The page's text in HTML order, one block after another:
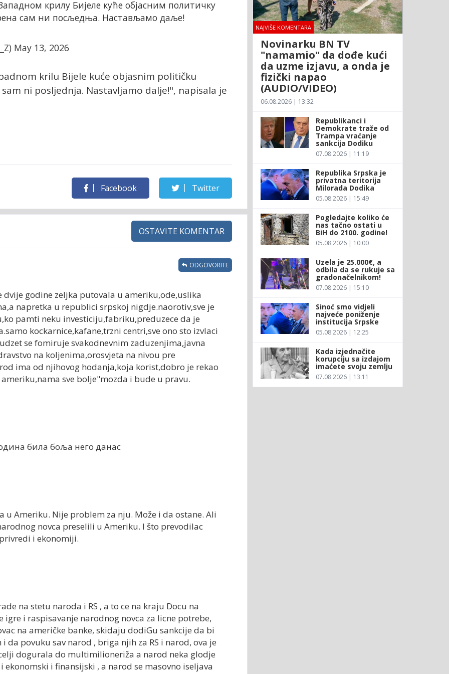
крилу Бијеле куће објасним политичку
сам ни посљедња. Настављамо даље!
May 13, 2026
krilu Bijele kuće objasnim političku
ni posljednja. Nastavljamo dalje!", napisala je
Facebook Twitter
OSTAVITE KOMENTAR
godine zeljka putovala u ameriku,ode,uslika
napretka u republici srpskoj nigdje.naorotiv,sve je
pamti neku investiciju,fabriku,preduzece da je
kockarnice,kafane,trzni centri,sve ono sto izvlaci
se fomiruje svakodnevnim zaduzenjima,javna
na koljenima,orosvjeta na nivou pre
ima od njihovog hodanja,koja korist,dobro je rekao
sve bolje"mozda i bude u pravu.
ODGOVORITE
била боља него данас
u Ameriku. Nije problem za nju. Može i da ostane. Ali
novca preselili u Ameriku. I što prevodilac
i ekonomiji.
na stetu naroda i RS , a to ce na kraju Docu na
i raspisavanje narodnog novca za licne potrebe,
na američke banke, skidaju dodiGu sankcije da bi
povuku sav narod , briga njih za RS i narod, ova je
dogurala do multimilioneriža a narod neka glodje
ekonomski i finansijski , a narod se masovno iseljava
NAJVIŠE KOMENTARA
Novinarku BN TV
"namamio" da dođe kući
da uzme izjavu, a onda je
fizički napao
(AUDIO/VIDEO)
06.08.2026 | 13:32
Republikanci i
Demokrate traže od
Trampa vraćanje
sankcija Dodiku
07.08.2026 | 11:19
Republika Srpska je
privatna teritorija
Milorada Dodika
05.08.2026 | 15:49
Pogledajte koliko će
nas tačno ostati u
BiH do 2100. godine!
05.08.2026 | 10:00
Uzela je 25.000€, a
odbila da se rukuje sa
gradonačelnikom!
07.08.2026 | 15:10
Sinoć smo vidjeli
najveće poniženje
institucija Srpske
05.08.2026 | 12:25
Kada izjednačite
korupciju sa izdajom
imaćete svoju zemlju
07.08.2026 | 13:11